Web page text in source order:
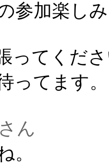
参加楽し
ってくだ
ってます。
ん
。